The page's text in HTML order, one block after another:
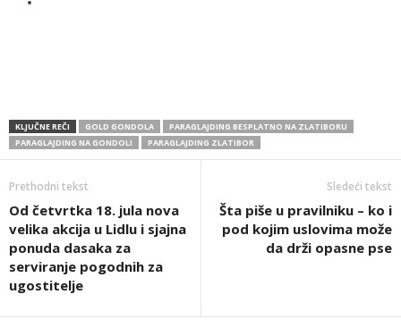
KLJUČNE REČI GOLD GONDOLA
PARAGLAJDING BESPLATNO NA ZLATIBORU
PARAGLAJDING NA GONDOLI
PARAGLAJDING ZLATIBOR
Prethodni tekst
Od četvrtka 18. jula nova
velika akcija u Lidlu i sjajna
ponuda dasaka za
serviranje pogodnih za
ugostitelje
Sledeći tekst
Šta piše u pravilniku – ko i
pod kojim uslovima može
da drži opasne pse